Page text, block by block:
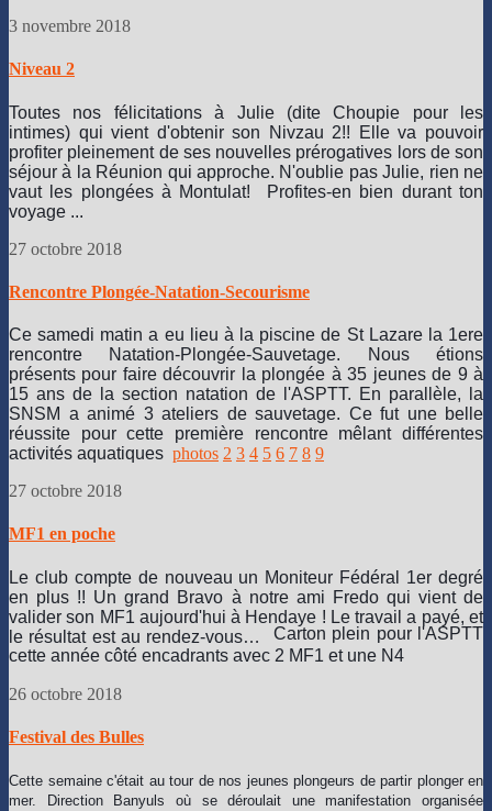
3 novembre 2018
Niveau 2
Toutes nos félicitations à Julie (dite Choupie pour les
intimes) qui vient d'obtenir son Nivzau 2!! Elle va pouvoir
profiter pleinement de ses nouvelles prérogatives lors de son
séjour à la Réunion qui approche. N'oublie pas Julie, rien ne
vaut les plongées à Montulat! Profites-en bien durant ton
voyage ...
27 octobre 2018
Rencontre Plongée-Natation-Secourisme
Ce samedi matin a eu lieu à la piscine de St Lazare la 1ere
rencontre Natation-Plongée-Sauvetage. Nous étions
présents pour faire découvrir la plongée à 35 jeunes de 9 à
15 ans de la section natation de l'ASPTT. En parallèle, la
SNSM a animé 3 ateliers de sauvetage. Ce fut une belle
réussite pour cette première rencontre mêlant différentes
activités aquatiques photos 2 3 4 5 6 7 8 9
27 octobre 2018
MF1 en poche
Le club compte de nouveau un Moniteur Fédéral 1er degré
en plus !! Un grand Bravo à notre ami Fredo qui vient de
valider son MF1 aujourd'hui à Hendaye ! Le travail a payé, et
le résultat est au rendez-vous…
Carton plein pour l'ASPTT
cette année côté encadrants avec 2 MF1 et une N4
26 octobre 2018
Festival des Bulles
Cette semaine c'était au tour de nos jeunes plongeurs de partir plonger en
mer. Direction Banyuls où se déroulait une manifestation organisée